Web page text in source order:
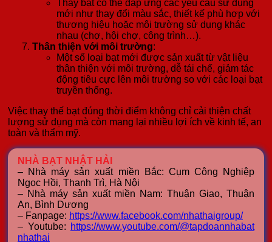
Thay bạt có thể đáp ứng các yêu cầu sử dụng
mới như thay đổi màu sắc, thiết kế phù hợp với
thương hiệu hoặc môi trường sử dụng khác
nhau (chợ, hội chợ, công trình…).
Thân thiện với môi trường:
Một số loại bạt mới được sản xuất từ vật liệu
thân thiện với môi trường, dễ tái chế, giảm tác
động tiêu cực lên môi trường so với các loại bạt
truyền thống.
Việc thay thế bạt đúng thời điểm không chỉ cải thiện chất
lượng sử dụng mà còn mang lại nhiều lợi ích về kinh tế, an
toàn và thẩm mỹ.
NHÀ BẠT NHẬT HẢI
– Nhà máy sản xuất miền Bắc: Cụm Công Nghiệp
Ngọc Hồi, Thanh Trì, Hà Nội
– Nhà máy sản xuất miền Nam: Thuận Giao, Thuận
An, Bình Dương
– Fanpage: https://www.facebook.com/nhathaigroup/
– Youtube: https://www.youtube.com/@tapdoannhabat
nhathai